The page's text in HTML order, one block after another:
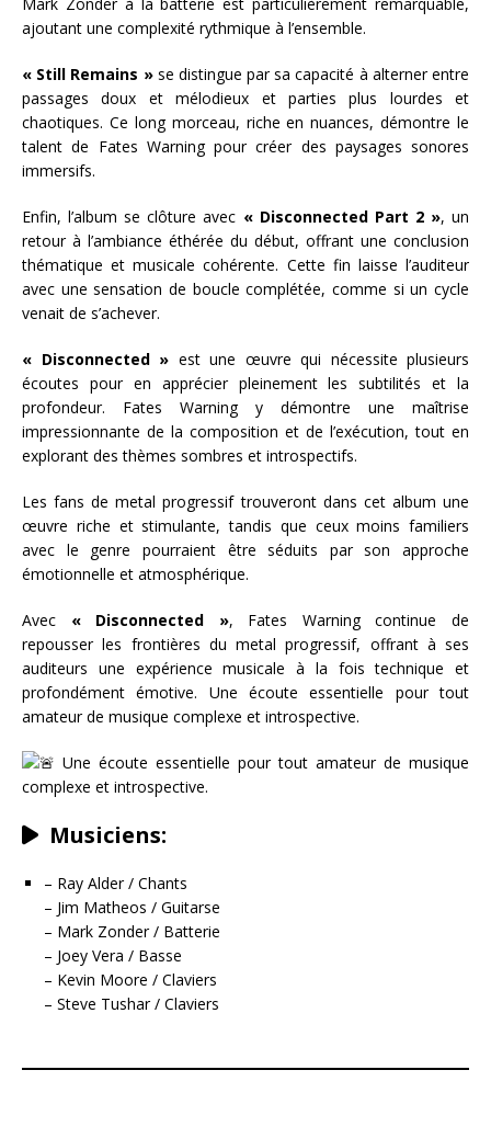
ajoutant une complexité rythmique à l’ensemble.
« Still Remains »se distingue par sa capacité à alterner entre
passages doux et mélodieux et parties plus lourdes et
chaotiques. Ce long morceau, riche en nuances, démontre le
talent de Fates Warning pour créer des paysages sonores
immersifs.
Enfin, l’album se clôture avec « Disconnected Part 2 », un
retour à l’ambiance éthérée du début, offrant une conclusion
thématique et musicale cohérente. Cette fin laisse l’auditeur
avec une sensation de boucle complétée, comme si un cycle
venait de s’achever.
« Disconnected » est une œuvre qui nécessite plusieurs
écoutes pour en apprécier pleinement les subtilités et la
profondeur. Fates Warning y démontre une maîtrise
impressionnante de la composition et de l’exécution, tout en
explorant des thèmes sombres et introspectifs.
Les fans de metal progressif trouveront dans cet album une
œuvre riche et stimulante, tandis que ceux moins familiers
avec le genre pourraient être séduits par son approche
émotionnelle et atmosphérique.
Avec « Disconnected », Fates Warning continue de
repousser les frontières du metal progressif, offrant à ses
auditeurs une expérience musicale à la fois technique et
profondément émotive. Une écoute essentielle pour tout
amateur de musique complexe et introspective.
Une écoute essentielle pour tout amateur de musique
complexe et introspective.
Musiciens:
– Ray Alder / Chants
– Jim Matheos / Guitarse
– Mark Zonder / Batterie
– Joey Vera / Basse
– Kevin Moore / Claviers
– Steve Tushar / Claviers